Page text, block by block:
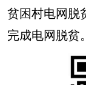
贫困村电网脱
完成电网脱贫。